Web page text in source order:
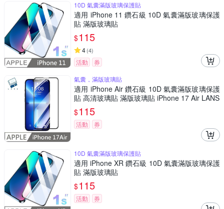
10D 氣囊滿版玻璃保護貼
適用 iPhone 11 鑽石級 10D 氣囊滿版玻璃保護
貼 滿版玻璃貼
$115
4(4)
活動
券
氣囊，滿版玻璃貼
適用 iPhone Air 鑽石級 10D 氣囊滿版玻璃保護
貼 高清玻璃貼 滿版玻璃貼 iPhone 17 Air LANS
$115
活動 券
10D 氣囊滿版玻璃保護貼
適用 iPhone XR 鑽石級 10D 氣囊滿版玻璃保護
貼 滿版玻璃貼
$115
活動 券